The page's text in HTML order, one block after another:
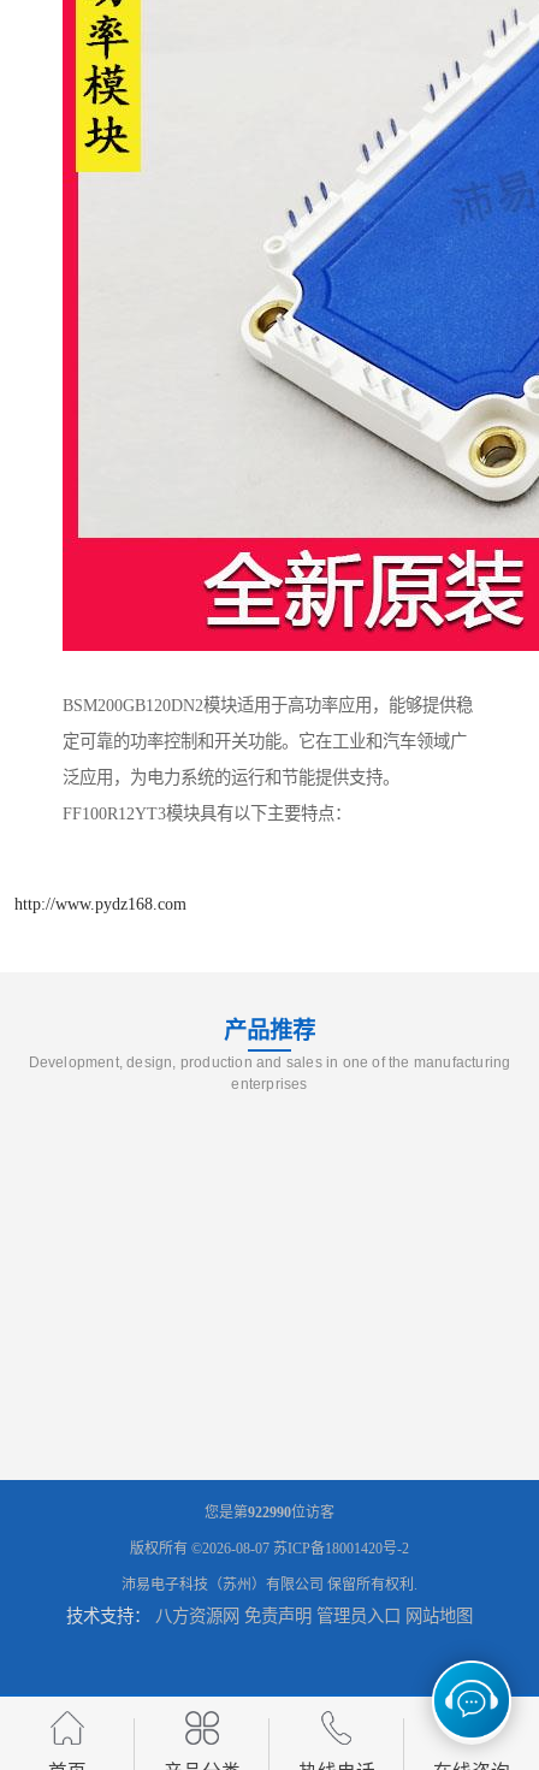
BSM200GB120DN2模块适用于高功率应用，能够提供稳
定可靠的功率控制和开关功能。它在工业和汽车领域广
泛应用，为电力系统的运行和节能提供支持。
FF100R12YT3模块具有以下主要特点：
http://www.pydz168.com
产品推荐
Development, design, production and sales in one of the manufacturing
enterprises
您是第922990位访客
版权所有 ©2026-08-07 苏ICP备18001420号-2
沛易电子科技（苏州）有限公司 保留所有权利.
技术支持： 八方资源网 免责声明 管理员入口 网站地图